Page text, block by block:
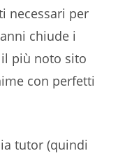
necessari per
chiude i
più noto sito
con perfetti
tutor (quindi